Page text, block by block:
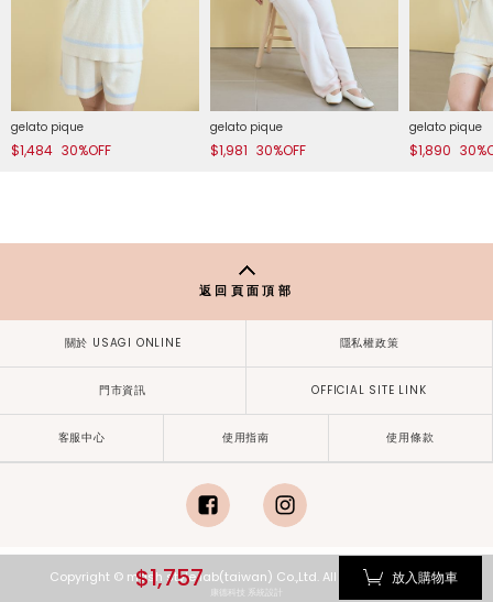
gelato pique
$1,484 30%OFF
gelato pique
$1,981 30%OFF
gelato pique
$1,890
$1,757 放入購物車
返回頁面頂部
關於 USAGI ONLINE 隱私權政策
門市資訊 OFFICIAL SITE LINK
客服中心 使用指南 使用條款
Copyright © mash style lab(taiwan) Co.,Ltd. All Rights Reserved.
康德科技 系統設計